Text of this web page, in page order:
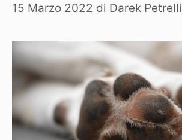
15 Marzo 2022 di Darek Petrelli